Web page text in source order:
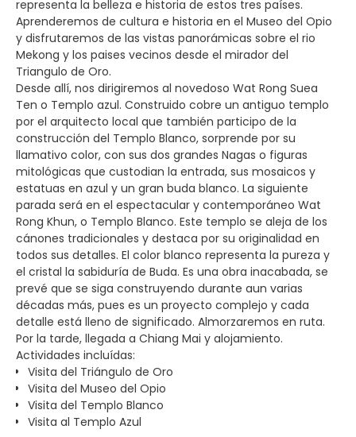
representa la belleza e historia de estos tres países.
Aprenderemos de cultura e historia en el Museo del Opio
y disfrutaremos de las vistas panorámicas sobre el rio
Mekong y los paises vecinos desde el mirador del
Triangulo de Oro.
Desde allí, nos dirigiremos al novedoso Wat Rong Suea
Ten o Templo azul. Construido cobre un antiguo templo
por el arquitecto local que también participo de la
construcción del Templo Blanco, sorprende por su
llamativo color, con sus dos grandes Nagas o figuras
mitológicas que custodian la entrada, sus mosaicos y
estatuas en azul y un gran buda blanco. La siguiente
parada será en el espectacular y contemporáneo Wat
Rong Khun, o Templo Blanco. Este templo se aleja de los
cánones tradicionales y destaca por su originalidad en
todos sus detalles. El color blanco representa la pureza y
el cristal la sabiduría de Buda. Es una obra inacabada, se
prevé que se siga construyendo durante aun varias
décadas más, pues es un proyecto complejo y cada
detalle está lleno de significado. Almorzaremos en ruta.
Por la tarde, llegada a Chiang Mai y alojamiento.
Actividades incluídas:
Visita del Triángulo de Oro
Visita del Museo del Opio
Visita del Templo Blanco
Visita al Templo Azul